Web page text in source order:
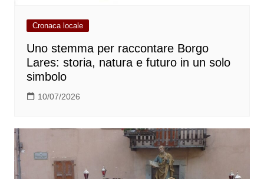
Cronaca locale
Uno stemma per raccontare Borgo
Lares: storia, natura e futuro in un solo
simbolo
10/07/2026